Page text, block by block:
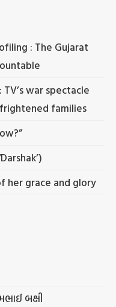
: The Gujarat
war spectacle
families
her grace and glory
બક્ષી